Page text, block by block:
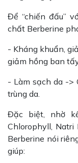
Để “chiến đấu”
chất Berberine
- Kháng khuẩn,
giảm hồng ban
- Làm sạch da ->
trùng da.
Đặc biệt, nhờ
Chlorophyll,
Berberine nói
giúp: